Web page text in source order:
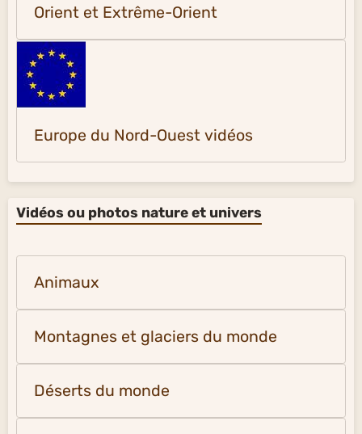
Orient et Extrême-Orient
Europe du Nord-Ouest vidéos
Vidéos ou photos nature et univers
Animaux
Montagnes et glaciers du monde
Déserts du monde